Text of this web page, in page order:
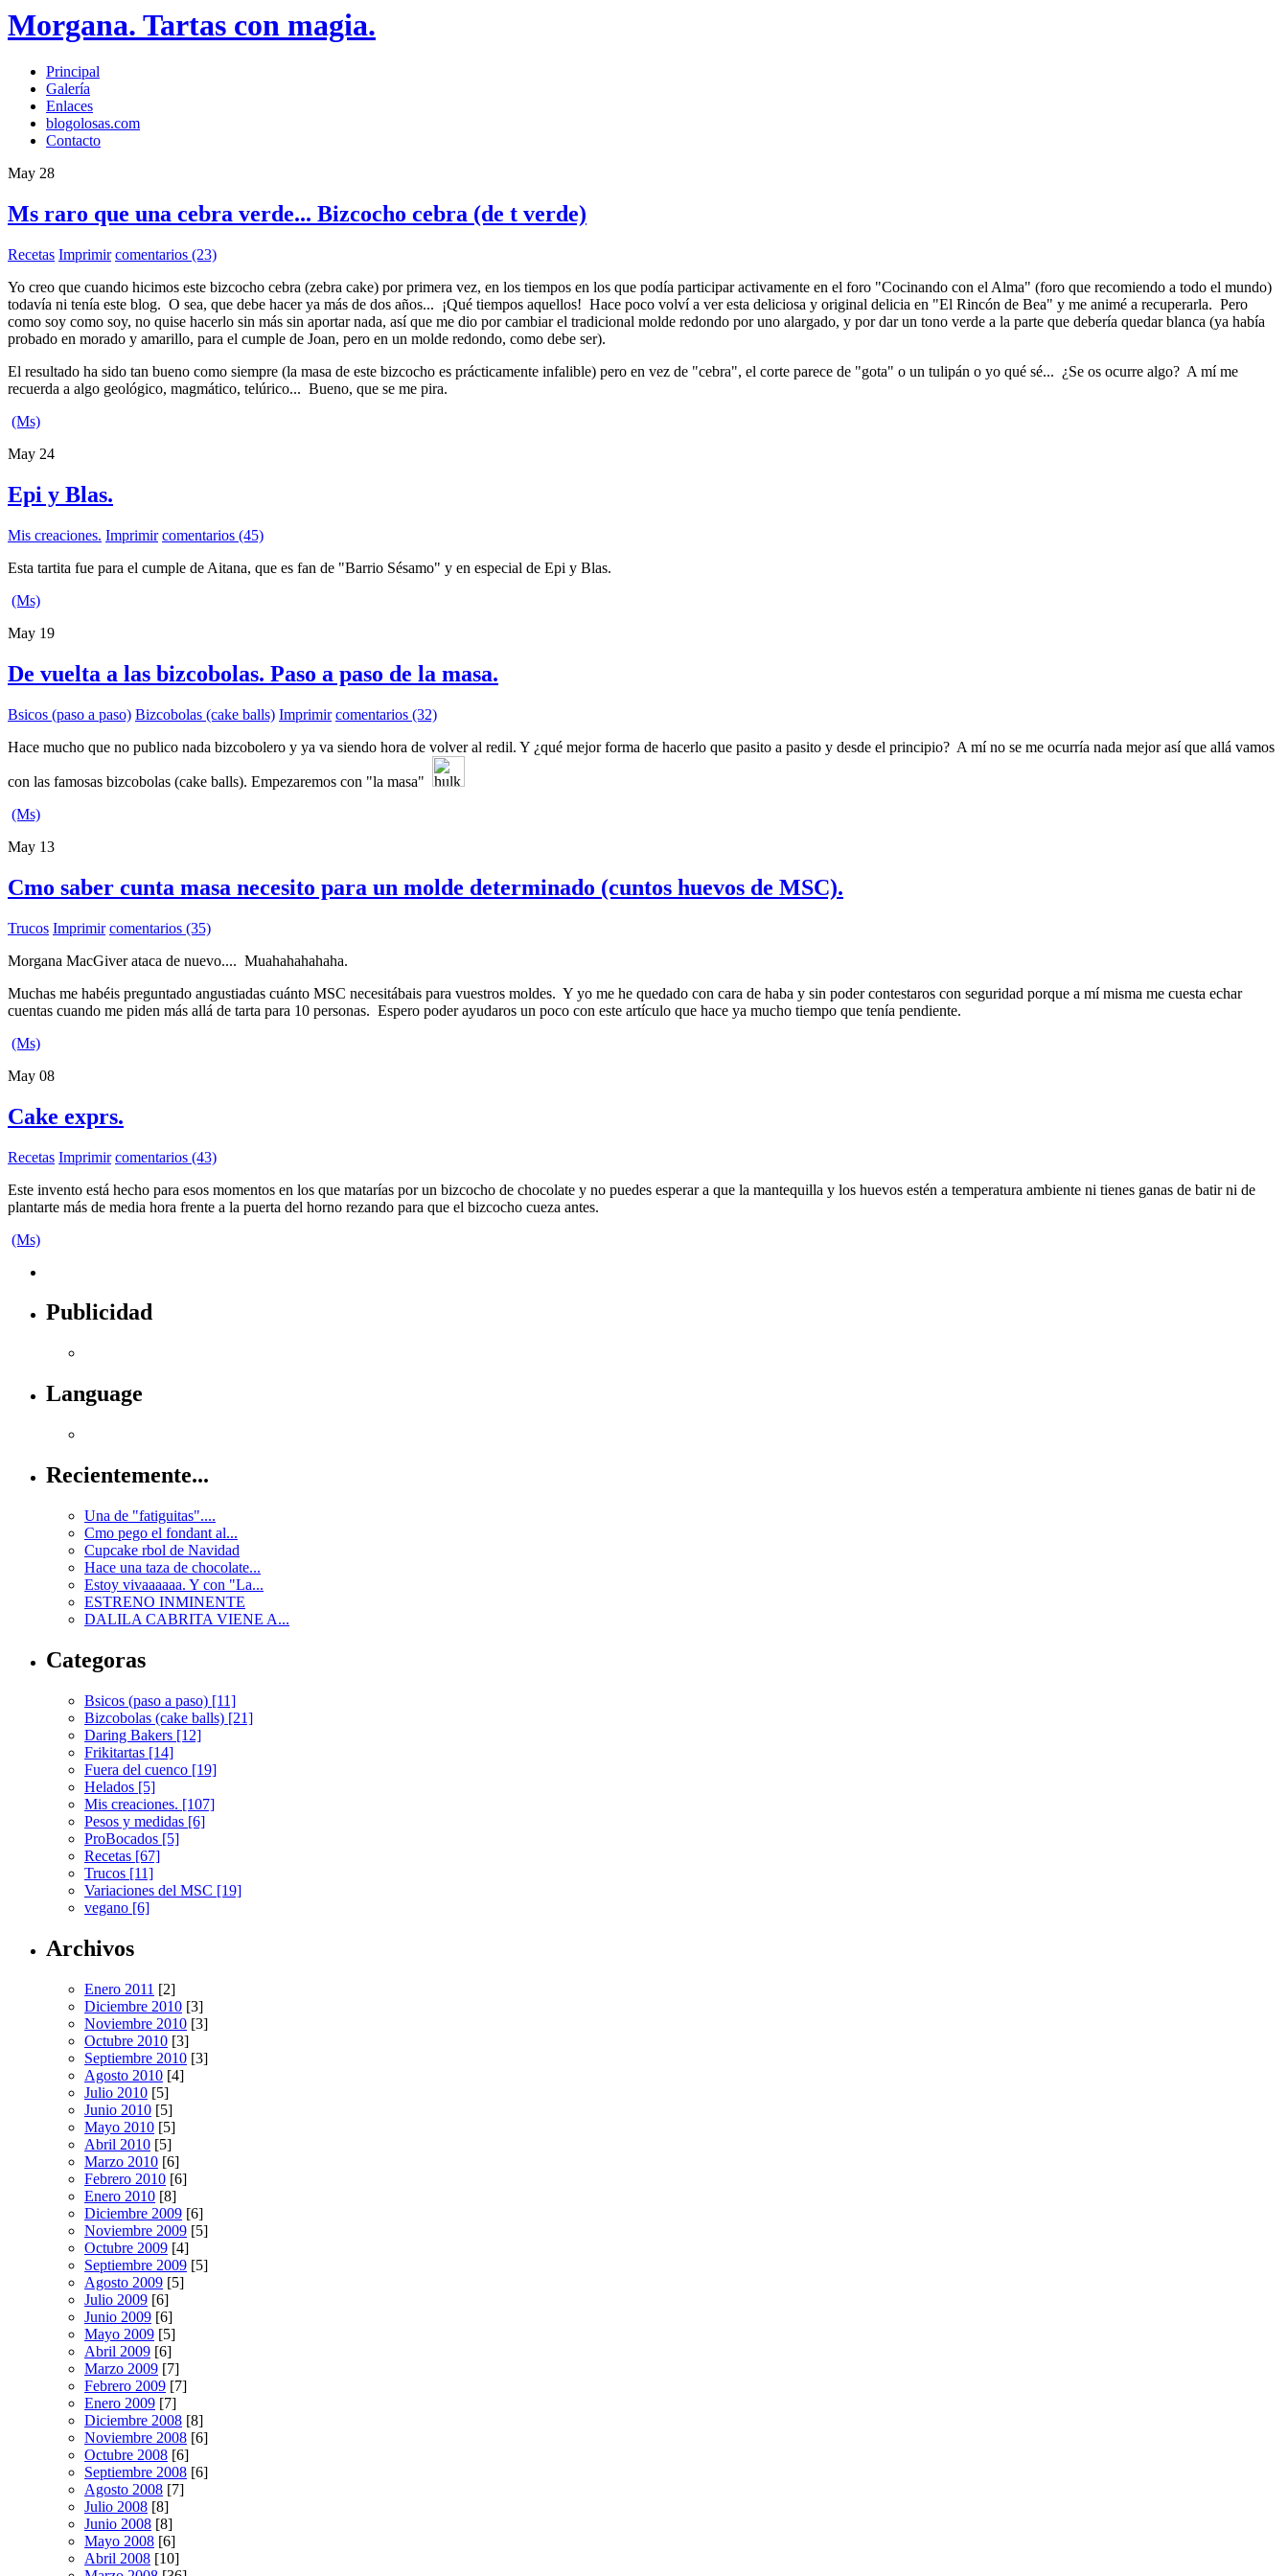
Morgana. Tartas con magia.
Principal
Galería
Enlaces
blogolosas.com
Contacto
May 28
Ms raro que una cebra verde... Bizcocho cebra (de t verde)
Recetas Imprimir comentarios (23)
Yo creo que cuando hicimos este bizcocho cebra (zebra cake) por primera vez, en los tiempos en los que podía participar activamente en el foro "Cocinando con el Alma" (foro que recomiendo a todo el mundo)
todavía ni tenía este blog. O sea, que debe hacer ya más de dos años... ¡Qué tiempos aquellos! Hace poco volví a ver esta deliciosa y original delicia en "El Rincón de Bea" y me animé a recuperarla. Pero
como soy como soy, no quise hacerlo sin más sin aportar nada, así que me dio por cambiar el tradicional molde redondo por uno alargado, y por dar un tono verde a la parte que debería quedar blanca (ya había
probado en morado y amarillo, para el cumple de Joan, pero en un molde redondo, como debe ser).
El resultado ha sido tan bueno como siempre (la masa de este bizcocho es prácticamente infalible) pero en vez de "cebra", el corte parece de "gota" o un tulipán o yo qué sé... ¿Se os ocurre algo? A mí me
recuerda a algo geológico, magmático, telúrico... Bueno, que se me pira.
(Ms)
May 24
Epi y Blas.
Mis creaciones. Imprimir comentarios (45)
Esta tartita fue para el cumple de Aitana, que es fan de "Barrio Sésamo" y en especial de Epi y Blas.
(Ms)
May 19
De vuelta a las bizcobolas. Paso a paso de la masa.
Bsicos (paso a paso) Bizcobolas (cake balls) Imprimir comentarios (32)
Hace mucho que no publico nada bizcobolero y ya va siendo hora de volver al redil. Y ¿qué mejor forma de hacerlo que pasito a pasito y desde el principio? A mí no se me ocurría nada mejor así que allá vamos
con las famosas bizcobolas (cake balls). Empezaremos con "la masa"
(Ms)
May 13
Cmo saber cunta masa necesito para un molde determinado (cuntos huevos de MSC).
Trucos Imprimir comentarios (35)
Morgana MacGiver ataca de nuevo.... Muahahahahaha.
Muchas me habéis preguntado angustiadas cuánto MSC necesitábais para vuestros moldes. Y yo me he quedado con cara de haba y sin poder contestaros con seguridad porque a mí misma me cuesta echar
cuentas cuando me piden más allá de tarta para 10 personas. Espero poder ayudaros un poco con este artículo que hace ya mucho tiempo que tenía pendiente.
(Ms)
May 08
Cake exprs.
Recetas Imprimir comentarios (43)
Este invento está hecho para esos momentos en los que matarías por un bizcocho de chocolate y no puedes esperar a que la mantequilla y los huevos estén a temperatura ambiente ni tienes ganas de batir ni de
plantarte más de media hora frente a la puerta del horno rezando para que el bizcocho cueza antes.
(Ms)
Publicidad
Language
Recientemente...
Una de "fatiguitas"....
Cmo pego el fondant al...
Cupcake rbol de Navidad
Hace una taza de chocolate...
Estoy vivaaaaaa. Y con "La...
ESTRENO INMINENTE
DALILA CABRITA VIENE A...
Categoras
Bsicos (paso a paso) [11]
Bizcobolas (cake balls) [21]
Daring Bakers [12]
Frikitartas [14]
Fuera del cuenco [19]
Helados [5]
Mis creaciones. [107]
Pesos y medidas [6]
ProBocados [5]
Recetas [67]
Trucos [11]
Variaciones del MSC [19]
vegano [6]
Archivos
Enero 2011 [2]
Diciembre 2010 [3]
Noviembre 2010 [3]
Octubre 2010 [3]
Septiembre 2010 [3]
Agosto 2010 [4]
Julio 2010 [5]
Junio 2010 [5]
Mayo 2010 [5]
Abril 2010 [5]
Marzo 2010 [6]
Febrero 2010 [6]
Enero 2010 [8]
Diciembre 2009 [6]
Noviembre 2009 [5]
Octubre 2009 [4]
Septiembre 2009 [5]
Agosto 2009 [5]
Julio 2009 [6]
Junio 2009 [6]
Mayo 2009 [5]
Abril 2009 [6]
Marzo 2009 [7]
Febrero 2009 [7]
Enero 2009 [7]
Diciembre 2008 [8]
Noviembre 2008 [6]
Octubre 2008 [6]
Septiembre 2008 [6]
Agosto 2008 [7]
Julio 2008 [8]
Junio 2008 [8]
Mayo 2008 [6]
Abril 2008 [10]